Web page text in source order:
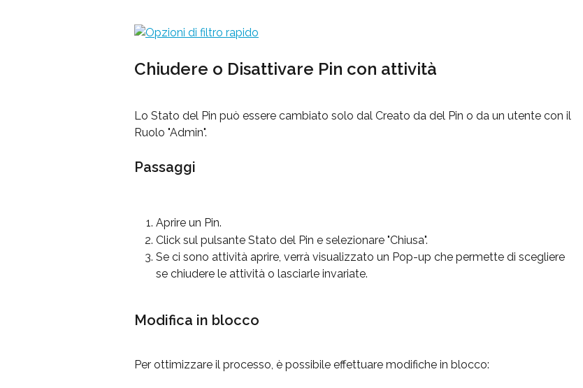
Chiudere o Disattivare Pin con attività
Lo Stato del Pin può essere cambiato solo dal Creato da del Pin o da un utente con il
Ruolo "Admin".
Passaggi
Aprire un Pin.
Click sul pulsante Stato del Pin e selezionare "Chiusa".
Se ci sono attività aprire, verrà visualizzato un Pop-up che permette di scegliere
se chiudere le attività o lasciarle invariate.
Modifica in blocco
Per ottimizzare il processo, è possibile effettuare modifiche in blocco: